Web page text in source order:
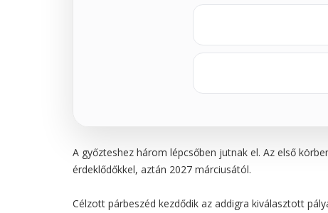
A győzteshez három lépcsőben jutnak el. Az első
érdeklődőkkel, aztán 2027 márciusától.
Célzott párbeszéd kezdődik az addigra kiválasztott